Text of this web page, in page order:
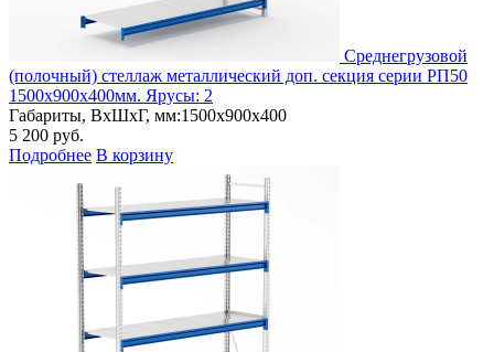
Cреднегрузовой
(полочный) стеллаж металлический доп. секция серии РП50
1500х900х400мм. Ярусы: 2
Габариты, ВxШxГ, мм:1500x900x400
5 200 руб.
Подробнее В корзину